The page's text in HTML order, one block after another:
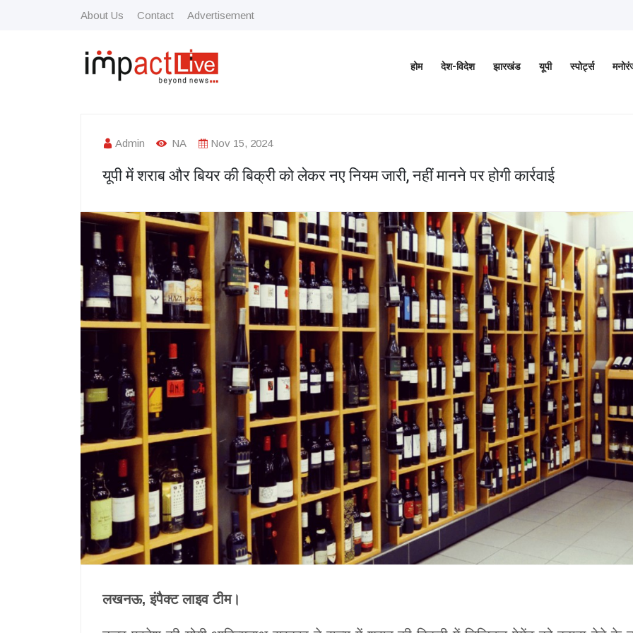
About Us Contact Advertisement
होम देश-विदेश झारखंड यूपी स्पोर्ट्स
Admin NA Nov 15, 2024
यूपी में शराब और बियर की बिक्री को लेकर नए नियम जारी, नहीं मानने पर होगी कार्रवाई
लखनऊ, इंपैक्ट लाइव टीम।